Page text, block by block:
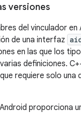
versiones
del vinculador en
de una interfaz
en las que los
definiciones.
requiere solo una
proporciona